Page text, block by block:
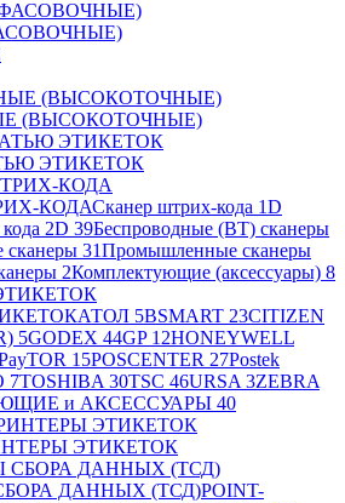
(ВЫСОКОТОЧНЫЕ)
ЭТИКЕТОК
КОДАСканер штрих-кода 1D
2D 39Беспроводные (BT) сканеры
сканеры 31Промышленные сканеры
2Комплектующие (аксессуары) 8
АТОЛ 5BSMART 23CITIZEN
5GODEX 44GP12HONEYWELL
15POSCENTER 27Postek
7TOSHIBA 30TSC 46URSA 3ZEBRA
и АКСЕССУАРЫ 40
ЭТИКЕТОК
ДАННЫХ (ТСД)POINT-